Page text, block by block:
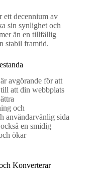
ett decennium av
sin synlighet och
än en tillfällig
stabil framtid.
avgörande för att
att din webbplats
och
användarvänlig sida
en smidig
ökar
Konverterar